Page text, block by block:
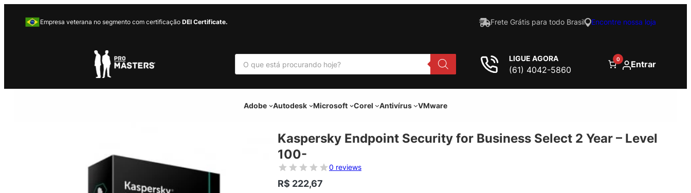
Empresa veterana no segmento com certificação DEI Certificate. Frete Grátis para todo Brasil Encontre nossa loja
P
s
u
LIGUE AGORA
(61) 4042-5860
0 Entrar
Adobe Autodesk Microsoft Corel Antivírus VMware
Kaspersky Endpoint Security for Business Select 2 Year – Level
100-
0 reviews
R$ 222,67